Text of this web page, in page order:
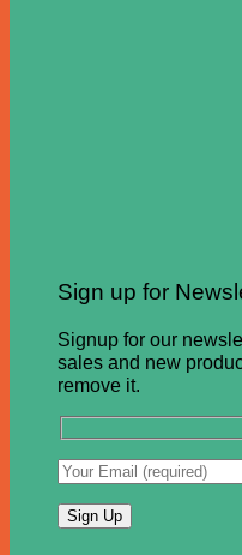
Sign up for
Signup for our
sales and new
remove it.